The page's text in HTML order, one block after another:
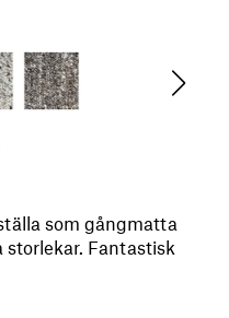
som gångmatta
Fantastisk